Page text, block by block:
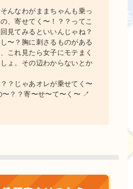
んなわがままちゃんも乗っ
、寄せてく〜！？？ってこ
見てみるといいんじゃね？
〜？胸に刺さるものがある
これ見たら女子にモテまく
ょ。その辺わからないとか
？じゃあオレが乗せてく〜
？？寄〜せ〜て〜く〜 ↗